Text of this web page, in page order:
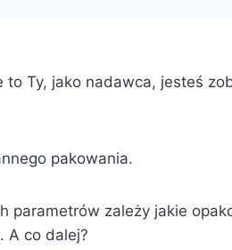
Ty, jako nadawca, jesteś
pakowania.
parametrów zależy jakie
A co dalej?